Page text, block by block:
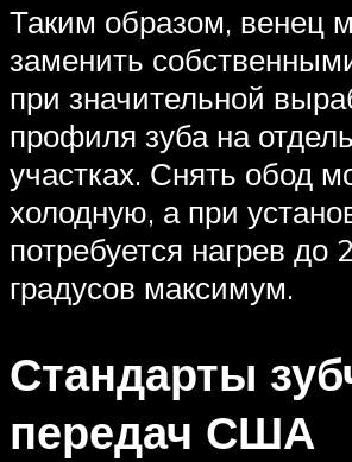
Таким образом, венец
заменить
при значительной
профиля зуба на
участках. Снять обод
холодную, а при
потребуется нагрев до
градусов максимум.
Стандарты
передач США